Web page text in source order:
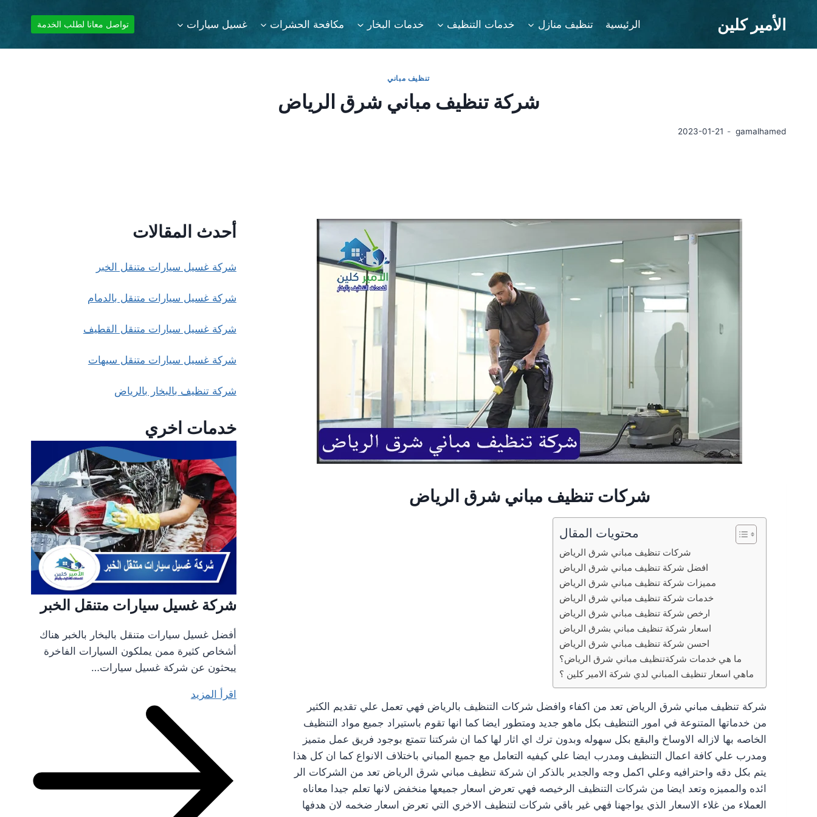
الأمير كلين الرئيسية تنظيف منازل خدمات التنظيف خدمات البخار مكافحة الحشرات غسيل سيارات تواصل معانا لطلب الخدمة
تنظيف مباني
شركة تنظيف مباني شرق الرياض
gamalhamed
2023-01-21
شركات تنظيف مباني شرق الرياض
محتويات المقال
شركات تنظيف مباني شرق الرياض
افضل شركة تنظيف مباني شرق الرياض
مميزات شركة تنظيف مباني شرق الرياض
خدمات شركة تنظيف مباني شرق الرياض
ارخص شركة تنظيف مباني شرق الرياض
اسعار شركة تنظيف مباني بشرق الرياض
احسن شركة تنظيف مباني شرق الرياض
ما هي خدمات شركةتنظيف مباني شرق الرياض؟
ماهي اسعار تنظيف المباني لدي شركة الامير كلين ؟
شركة تنظيف مباني شرق الرياض تعد من اكفاء وافضل شركات التنظيف بالرياض فهي تعمل علي تقديم الكثير
من خدماتها المتنوعة في امور التنظيف بكل ماهو جديد ومتطور ايضا كما انها تقوم باستيراد جميع مواد التنظيف
الخاصه بها لازاله الاوساخ والبقع بكل سهوله وبدون ترك اي اثار لها كما ان شركتنا تتمتع بوجود فريق عمل متميز
ومدرب علي كافة اعمال التنظيف ومدرب ايضا علي كيفيه التعامل مع جميع المباني باختلاف الانواع كما ان كل هذا
يتم بكل دقه واحترافيه وعلي اكمل وجه والجدير بالذكر ان شركة تنظيف مباني شرق الرياض تعد من الشركات الر
ائده والمميزه وتعد ايضا من شركات التنظيف الرخيصه فهي تعرض اسعار جميعها منخفض لانها تعلم جيدا معاناه
العملاء من غلاء الاسعار الذي يواجهنا فهي غير باقي شركات لتنظيف الاخري التي تعرض اسعار ضخمه لان هدفها
أحدث المقالات
شركة غسيل سيارات متنقل الخبر
شركة غسيل سيارات متنقل بالدمام
شركة غسيل سيارات متنقل القطيف
شركة غسيل سيارات متنقل سيهات
شركة تنظيف بالبخار بالرياض
خدمات اخري
شركة غسيل سيارات متنقل الخبر
أفضل غسيل سيارات متنقل بالبخار بالخبر هناك
أشخاص كثيرة ممن يملكون السيارات الفاخرة
يبحثون عن شركة غسيل سيارات…
اقرأ المزيد